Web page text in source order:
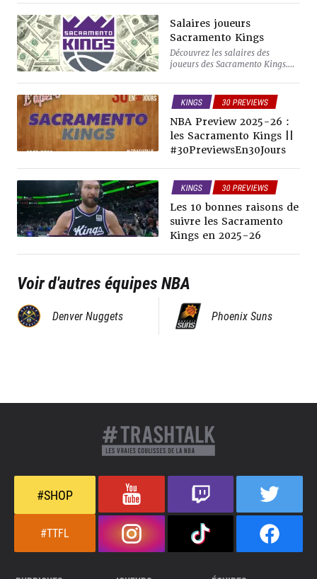
Salaires joueurs
Sacramento Kings
Découvrez les salaires des
joueurs des Sacramento Kings.
quelques dollars aux plus grands
touchant des millions.
KINGS 30 PREVIEWS
NBA Preview 2025-26 :
les Sacramento Kings ||
#30PreviewsEn30Jours
KINGS
30 PREVIEWS
ANALYSE
Les 10 bonnes raisons de
suivre les Sacramento
Kings en 2025-26
Voir d'autres équipes NBA
Denver Nuggets Phoenix Suns
#SHOP
#TTFL